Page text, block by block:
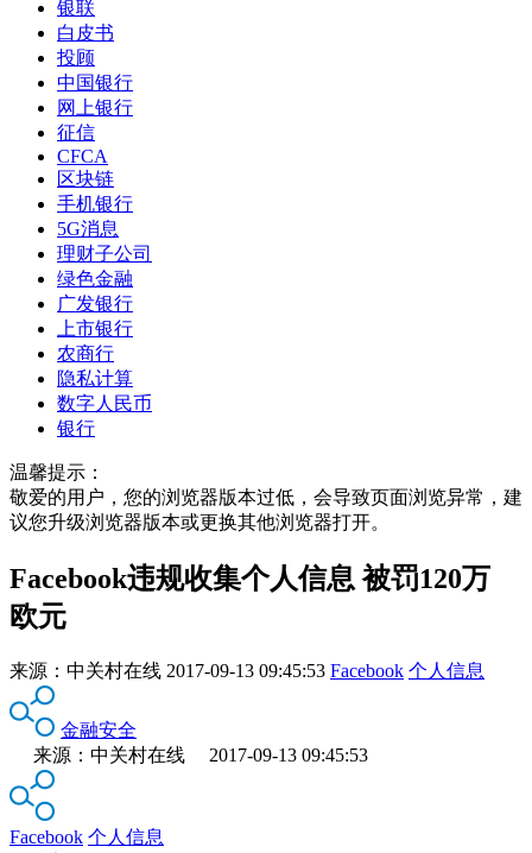
银联
白皮书
投顾
中国银行
网上银行
征信
CFCA
区块链
手机银行
5G消息
理财子公司
绿色金融
广发银行
上市银行
农商行
隐私计算
数字人民币
银行
温馨提示：
敬爱的用户，您的浏览器版本过低，会导致页面浏览异常，建
议您升级浏览器版本或更换其他浏览器打开。
Facebook违规收集个人信息 被罚120万
欧元
来源： 中关村在线 2017-09-13 09:45:53 Facebook 个人信息
金融安全
来源：中关村在线 2017-09-13 09:45:53
Facebook 个人信息